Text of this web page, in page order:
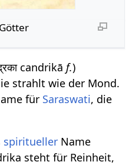
candrikāf.)
strahlt wie der Mond.
für Saraswati, die
spiritueller Name
steht für Reinheit,